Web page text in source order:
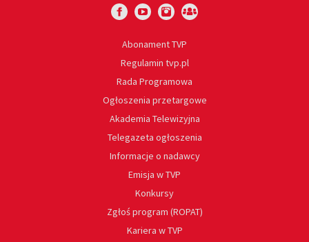
Abonament TVP
Regulamin tvp.pl
Rada Programowa
Ogłoszenia przetargowe
Akademia Telewizyjna
Telegazeta ogłoszenia
Informacje o nadawcy
Emisja w TVP
Konkursy
Zgłoś program (ROPAT)
Kariera w TVP